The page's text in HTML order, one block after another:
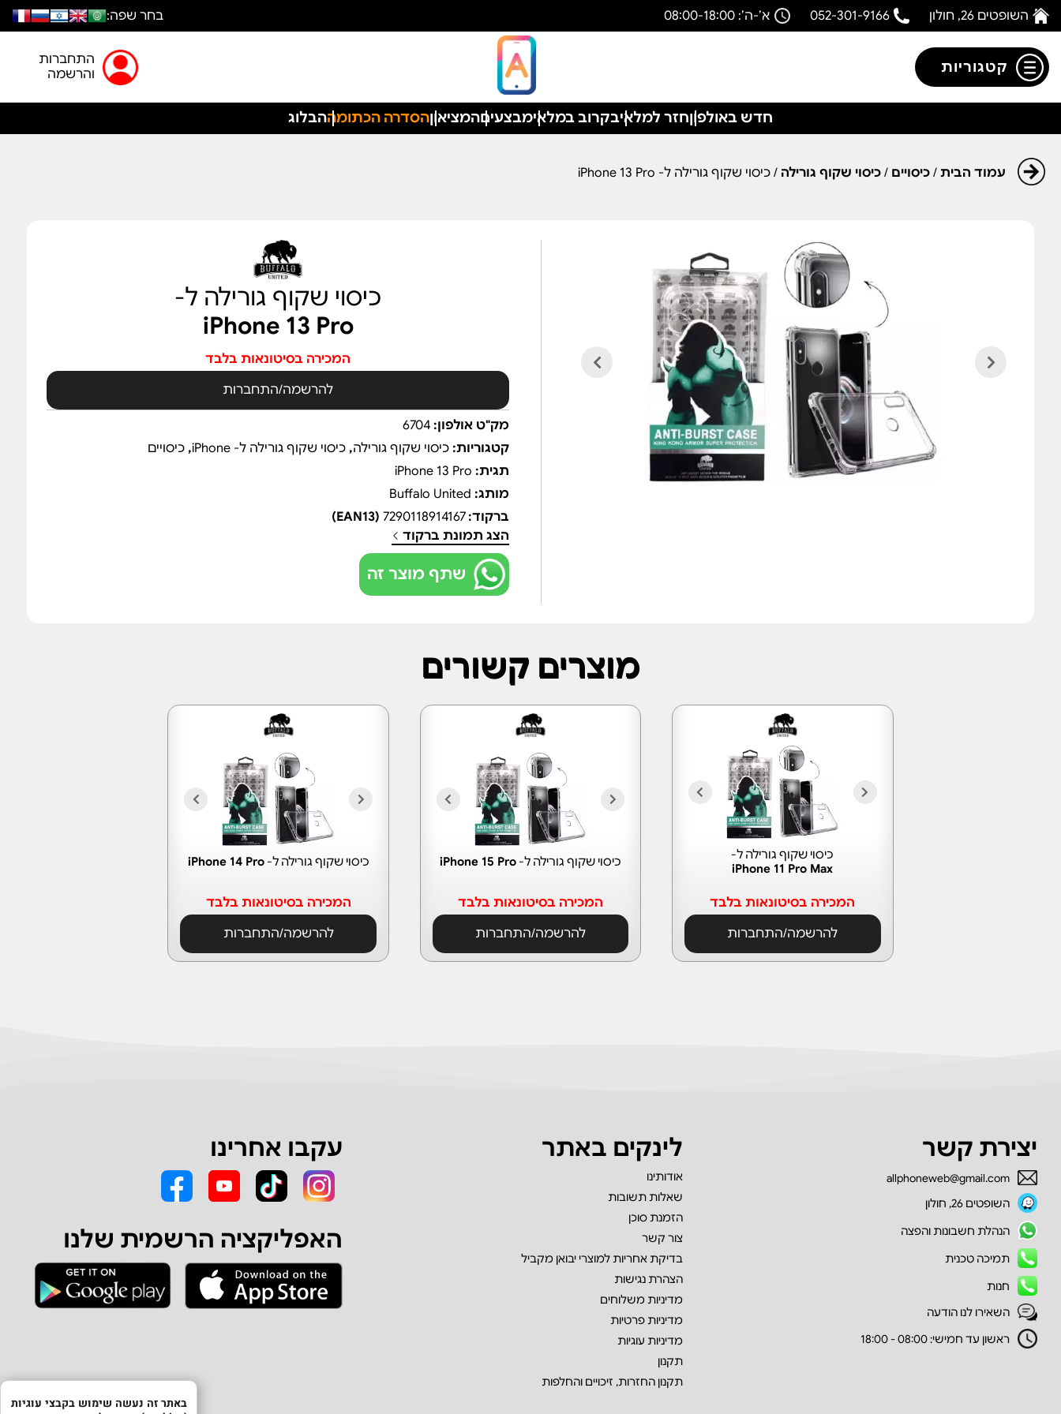
השופטים 26, חולון 052-301-9166 א’-ה’: 08:00-18:00 בחר שפה:
קטגוריות
התחברות
והרשמה
חדש באולפוןחזר למלאיבקרוב במלאימבצעיםהמציאוןהסדרה הכתומההבלוג
עמוד הבית /כיסויים /כיסוי שקוף גורילה / כיסוי שקוף גורילה ל- iPhone 13 Pro
כיסוי שקוף גורילה ל-
iPhone 13 Pro
המכירה בסיטונאות בלבד
להרשמה/התחברות
מק"ט אולפון: 6704
קטגוריות: כיסוי שקוף גורילה, כיסוי שקוף גורילה ל- iPhone , כיסויים
תגית: iPhone 13 Pro
מותג: Buffalo United
ברקוד:7290118914167
(EAN13)
הצג תמונת ברקוד
שתף מוצר זה
מוצרים קשורים
כיסוי שקוף גורילה ל-
iPhone 11 Pro Max
המכירה בסיטונאות בלבד
להרשמה/התחברות
כיסוי שקוף גורילה ל- iPhone 15 Pro
המכירה בסיטונאות בלבד
להרשמה/התחברות
כיסוי שקוף גורילה ל-iPhone 14 Pro
המכירה בסיטונאות בלבד
להרשמה/התחברות
יצירת קשר
allphoneweb@gmail.com
השופטים 26, חולון
הנהלת חשבונות והפצה
תמיכה טכנית
חנות
השאירו לנו הודעה
ראשון עד חמישי: 08:00 - 18:00
לינקים באתר
אודותינו
שאלות תשובות
הזמנת סוכן
צור קשר
בדיקת אחריות למוצרי יבואן מקביל
הצהרת נגישות
מדיניות משלוחים
מדיניות פרטיות
מדיניות עוגיות
תקנון
תקנון החזרות, זיכויים והחלפות
עקבו אחרינו
האפליקציה הרשמית שלנו
באתר זה נעשה שימוש בקבצי עוגיות